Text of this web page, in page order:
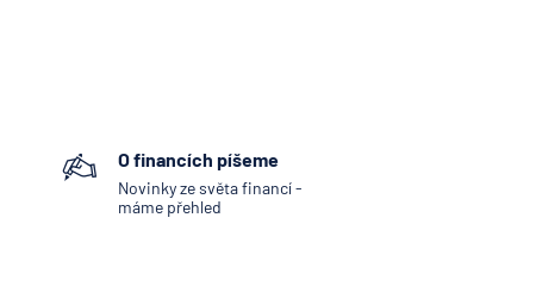
O financích píšeme
Novinky ze světa financí -
máme přehled